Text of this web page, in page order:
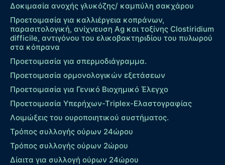
Δοκιμασία ανοχής γλυκόζης/ καμπύλη σακχάρου
Προετοιμασία για καλλιέργεια κοπράνων,
παρασιτολογική, ανίχνευση Ag και τοξίνης Clostiridium
difficile, αντιγόνου του ελικοβακτηριδίου του πυλωρού
στα κόπρανα
Προετοιμασία για σπερμοδιάγραμμα.
Προετοιμασία ορμονολογικών εξετάσεων
Προετοιμασία για Γενικό Βιοχημικό Έλεγχο
Προετοιμασία Υπερήχων-Τriplex-Ελαστογραφίας
Λοιμώξεις του ουροποιητικού συστήματος.
Τρόπος συλλογής ούρων 24ώρου
Τρόπος συλλογής ούρων 2ώρου
Δίαιτα για συλλογή ούρων 24ώρου